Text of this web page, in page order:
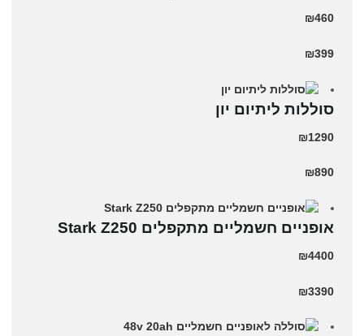
₪460
₪399
סוללות ליתיום יון
₪1290
₪890
‏אופניים חשמליים ‏מתקפלים Stark Z250
₪4400
₪3390